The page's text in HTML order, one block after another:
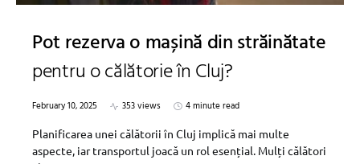
Pot rezerva o mașină din străinătate
pentru o călătorie în Cluj?
February 10, 2025 353 views
4 minute read
Planificarea unei călătorii în Cluj implică mai multe
aspecte, iar transportul joacă un rol esențial. Mulți călători